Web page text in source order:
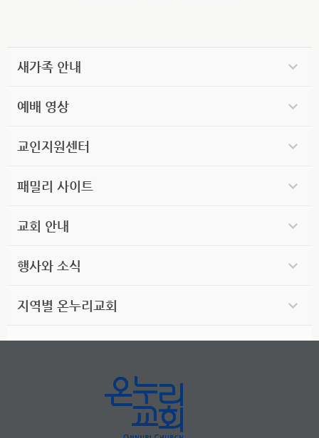
새가족 안내
예배 영상
교인지원센터
패밀리 사이트
교회 안내
행사와 소식
지역별 온누리교회